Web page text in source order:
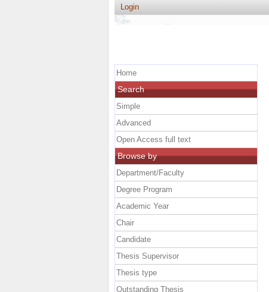
Login
Home
Search
Simple
Advanced
Open Access full text
Browse by
Department/Faculty
Degree Program
Academic Year
Chair
Candidate
Thesis Supervisor
Thesis type
Outstanding Thesis